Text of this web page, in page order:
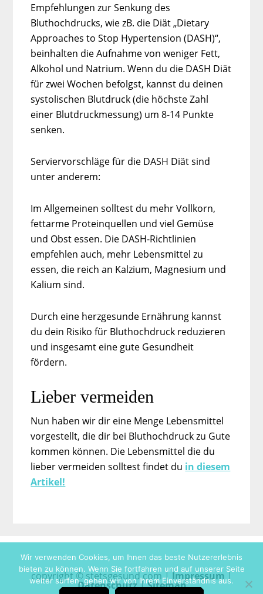
Empfehlungen zur Senkung des
Bluthochdrucks, wie zB. die Diät „Dietary
Approaches to Stop Hypertension (DASH)“,
beinhalten die Aufnahme von weniger Fett,
Alkohol und Natrium. Wenn du die DASH Diät
für zwei Wochen befolgst, kannst du deinen
systolischen Blutdruck (die höchste Zahl
einer Blutdruckmessung) um 8-14 Punkte
senken.
Serviervorschläge für die DASH Diät sind
unter anderem:
Im Allgemeinen solltest du mehr Vollkorn,
fettarme Proteinquellen und viel Gemüse
und Obst essen. Die DASH-Richtlinien
empfehlen auch, mehr Lebensmittel zu
essen, die reich an Kalzium, Magnesium und
Kalium sind.
Durch eine herzgesunde Ernährung kannst
du dein Risiko für Bluthochdruck reduzieren
und insgesamt eine gute Gesundheit
fördern.
Lieber vermeiden
Nun haben wir dir eine Menge Lebensmittel
vorgestellt, die dir bei Bluthochdruck zu Gute
kommen können. Die Lebensmittel die du
lieber vermeiden solltest findet du in diesem
Artikel!
copyright © stetsgesund.com |Impressum|
Datenschutz|Sitemap
Wir verwenden Cookies, um Ihnen das beste Nutzererlebnis
bieten zu können. Wenn Sie fortfahren und auf unserer Seite
weiter surfen, gehen wir von Ihrem Einverständnis aus.